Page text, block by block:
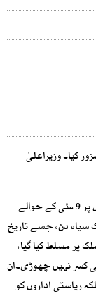
کیا۔ وزیراعلیٰ
وزیراعلی خیبر پختونخوا محمد سہیل خان آفریدی ایکس پر 9 مئی کے حوالے
کا ایک سیاہ دن، جسے تاریخ
کو ملک پر مسلط کیا گیا،
کسر نہیں چھوڑی۔ان
ریاستی اداروں کو